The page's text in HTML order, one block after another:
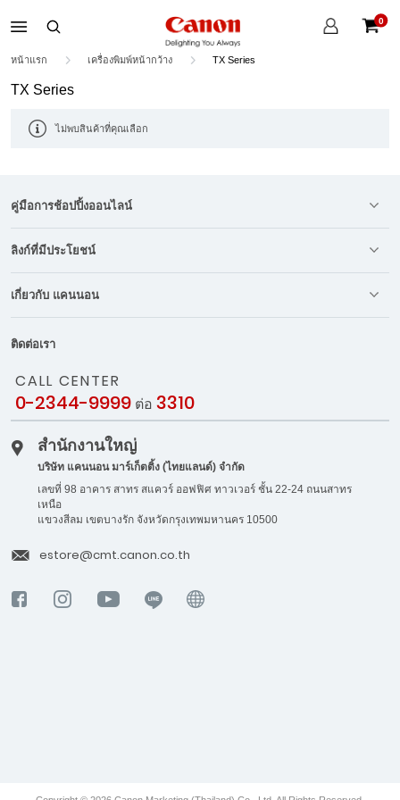
บัญชี
ของ
0
หน้าแรก เครื่องพิมพ์หน้ากว้าง TX Series
TX Series
ไม่พบสินค้าที่คุณเลือก
คู่มือการช้อปปิ้งออนไลน์
ลิงก์ที่มีประโยชน์
เกี่ยวกับ แคนนอน
ติดต่อเรา
CALL CENTER
0-2344-9999 ต่อ 3310
สำนักงานใหญ่
บริษัท แคนนอน มาร์เก็ตติ้ง (ไทยแลนด์) จำกัด
เลขที่ 98 อาคาร สาทร สแควร์ ออฟฟิศ ทาวเวอร์ ชั้น 22-24 ถนนสาทร
เหนือ
แขวงสีลม เขตบางรัก จังหวัดกรุงเทพมหานคร 10500
estore@cmt.canon.co.th